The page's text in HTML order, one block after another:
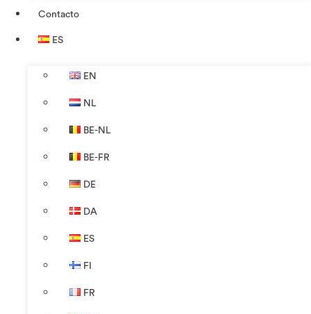
Contacto
ES
EN
NL
BE-NL
BE-FR
DE
DA
ES
FI
FR